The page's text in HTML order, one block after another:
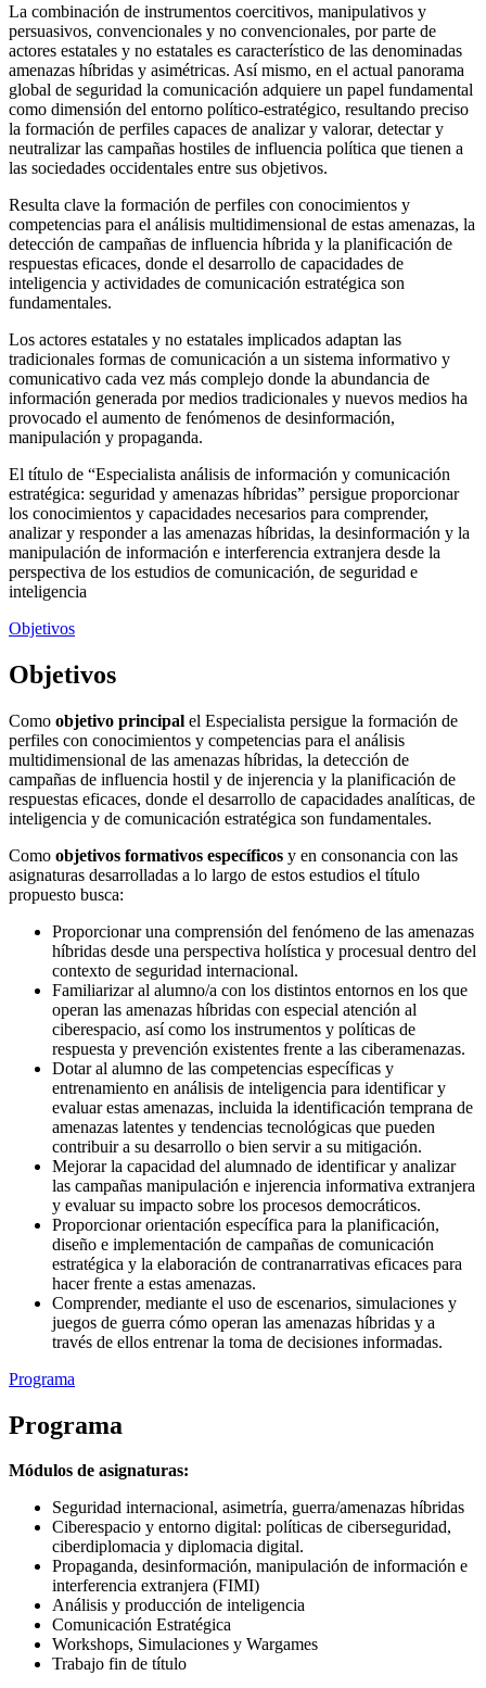
La combinación de instrumentos coercitivos, manipulativos y
persuasivos, convencionales y no convencionales, por parte de
actores estatales y no estatales es característico de las denominadas
amenazas híbridas y asimétricas. Así mismo, en el actual panorama
global de seguridad la comunicación adquiere un papel fundamental
como dimensión del entorno político-estratégico, resultando preciso
la formación de perfiles capaces de analizar y valorar, detectar y
neutralizar las campañas hostiles de influencia política que tienen a
las sociedades occidentales entre sus objetivos.
Resulta clave la formación de perfiles con conocimientos y
competencias para el análisis multidimensional de estas amenazas, la
detección de campañas de influencia híbrida y la planificación de
respuestas eficaces, donde el desarrollo de capacidades de
inteligencia y actividades de comunicación estratégica son
fundamentales.
Los actores estatales y no estatales implicados adaptan las
tradicionales formas de comunicación a un sistema informativo y
comunicativo cada vez más complejo donde la abundancia de
información generada por medios tradicionales y nuevos medios ha
provocado el aumento de fenómenos de desinformación,
manipulación y propaganda.
El título de “Especialista análisis de información y comunicación
estratégica: seguridad y amenazas híbridas” persigue proporcionar
los conocimientos y capacidades necesarios para comprender,
analizar y responder a las amenazas híbridas, la desinformación y la
manipulación de información e interferencia extranjera desde la
perspectiva de los estudios de comunicación, de seguridad e
inteligencia
Objetivos
Objetivos
Como objetivo principal el Especialista persigue la formación de
perfiles con conocimientos y competencias para el análisis
multidimensional de las amenazas híbridas, la detección de
campañas de influencia hostil y de injerencia y la planificación de
respuestas eficaces, donde el desarrollo de capacidades analíticas, de
inteligencia y de comunicación estratégica son fundamentales.
Como objetivos formativos específicos y en consonancia con las
asignaturas desarrolladas a lo largo de estos estudios el título
propuesto busca:
Proporcionar una comprensión del fenómeno de las amenazas
híbridas desde una perspectiva holística y procesual dentro del
contexto de seguridad internacional.
Familiarizar al alumno/a con los distintos entornos en los que
operan las amenazas híbridas con especial atención al
ciberespacio, así como los instrumentos y políticas de
respuesta y prevención existentes frente a las ciberamenazas.
Dotar al alumno de las competencias específicas y
entrenamiento en análisis de inteligencia para identificar y
evaluar estas amenazas, incluida la identificación temprana de
amenazas latentes y tendencias tecnológicas que pueden
contribuir a su desarrollo o bien servir a su mitigación.
Mejorar la capacidad del alumnado de identificar y analizar
las campañas manipulación e injerencia informativa extranjera
y evaluar su impacto sobre los procesos democráticos.
Proporcionar orientación específica para la planificación,
diseño e implementación de campañas de comunicación
estratégica y la elaboración de contranarrativas eficaces para
hacer frente a estas amenazas.
Comprender, mediante el uso de escenarios, simulaciones y
juegos de guerra cómo operan las amenazas híbridas y a
través de ellos entrenar la toma de decisiones informadas.
Programa
Programa
Módulos de asignaturas:
Seguridad internacional, asimetría, guerra/amenazas híbridas
Ciberespacio y entorno digital: políticas de ciberseguridad,
ciberdiplomacia y diplomacia digital.
Propaganda, desinformación, manipulación de información e
interferencia extranjera (FIMI)
Análisis y producción de inteligencia
Comunicación Estratégica
Workshops, Simulaciones y Wargames
Trabajo fin de título